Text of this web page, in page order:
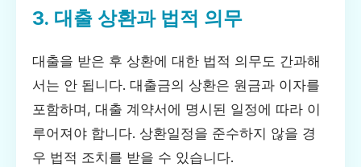
3. 대출 상환과 법적 의무
대출을 받은 후 상환에 대한 법적 의무도 간과해
서는 안 됩니다. 대출금의 상환은 원금과 이자를
포함하며, 대출 계약서에 명시된 일정에 따라 이
루어져야 합니다. 상환일정을 준수하지 않을 경
우 법적 조치를 받을 수 있습니다.